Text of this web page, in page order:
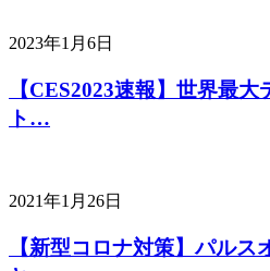
2023年1月6日
【CES2023速報】世界最
ト…
2021年1月26日
【新型コロナ対策】パルス